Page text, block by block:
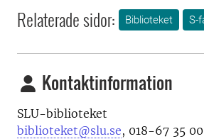
Relaterade sidor: Biblioteket S-
Kontaktinformation
SLU-biblioteket
biblioteket@slu.se, 018-67 35 00